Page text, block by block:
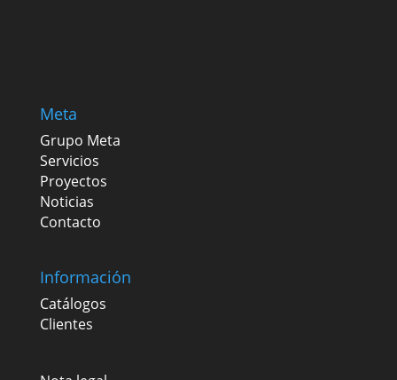
Meta
Grupo Meta
Servicios
Proyectos
Noticias
Contacto
Información
Catálogos
Clientes